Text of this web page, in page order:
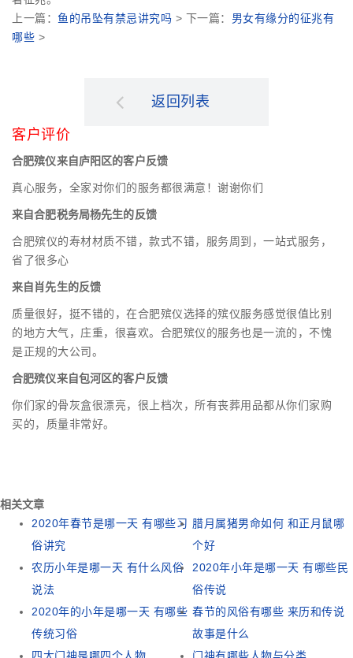
上一篇： 鱼的吊坠有禁忌讲究吗 > 下一篇： 男女有缘分的征兆有
哪些 >
返回列表
客户评价
合肥殡仪来自庐阳区的客户反馈
真心服务，全家对你们的服务都很满意！谢谢你们
来自合肥税务局杨先生的反馈
合肥殡仪的寿材材质不错，款式不错，服务周到，一站式服务，
省了很多心
来自肖先生的反馈
质量很好，挺不错的，在合肥殡仪选择的殡仪服务感觉很值比别
的地方大气，庄重，很喜欢。合肥殡仪的服务也是一流的，不愧
是正规的大公司。
合肥殡仪来自包河区的客户反馈
你们家的骨灰盒很漂亮，很上档次，所有丧葬用品都从你们家购
买的，质量非常好。
相关文章
2020年春节是哪一天 有哪些习
俗讲究
腊月属猪男命如何 和正月鼠哪
个好
农历小年是哪一天 有什么风俗
说法
2020年小年是哪一天 有哪些民
俗传说
2020年的小年是哪一天 有哪些
传统习俗
春节的风俗有哪些 来历和传说
故事是什么